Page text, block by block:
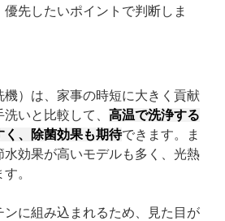
優先したいポイントで判断しま
）は、家事の時短に大きく貢献
いと比較して、 高温で洗浄する
く、除菌効果も期待できます。ま
水効果が高いモデルも多く、光熱
。
ンに組み込まれるため、見た目が